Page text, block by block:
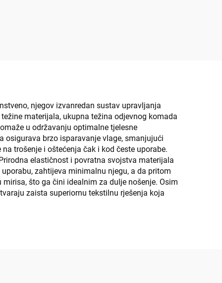
njegov izvanredan sustav upravljanja
materijala, ukupna težina odjevnog komada
u održavanju optimalne tjelesne
osigurava brzo isparavanje vlage, smanjujući
trošenje i oštećenja čak i kod česte uporabe.
elastičnost i povratna svojstva materijala
zahtijeva minimalnu njegu, a da pritom
što ga čini idealnim za dulje nošenje. Osim
zaista superiornu tekstilnu rješenja koja